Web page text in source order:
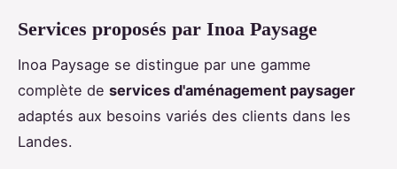
Services proposés par Inoa Paysage
Inoa Paysage se distingue par une gamme
complète de services d'aménagement paysager
adaptés aux besoins variés des clients dans les
Landes.